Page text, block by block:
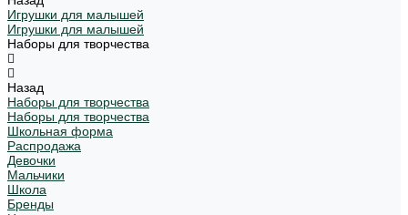
Игрушки для малышей
Игрушки для малышей
Наборы для творчества
Назад
Наборы для творчества
Наборы для творчества
Школьная форма
Распродажа
Девочки
Мальчики
Школа
Бренды